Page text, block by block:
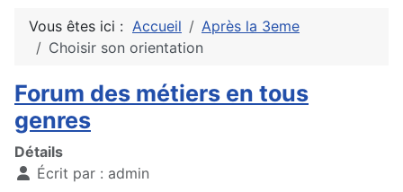
Vous êtes ici : Accueil
Après la 3eme
Choisir son orientation
Forum des métiers en tous
genres
Détails
Écrit par : admin